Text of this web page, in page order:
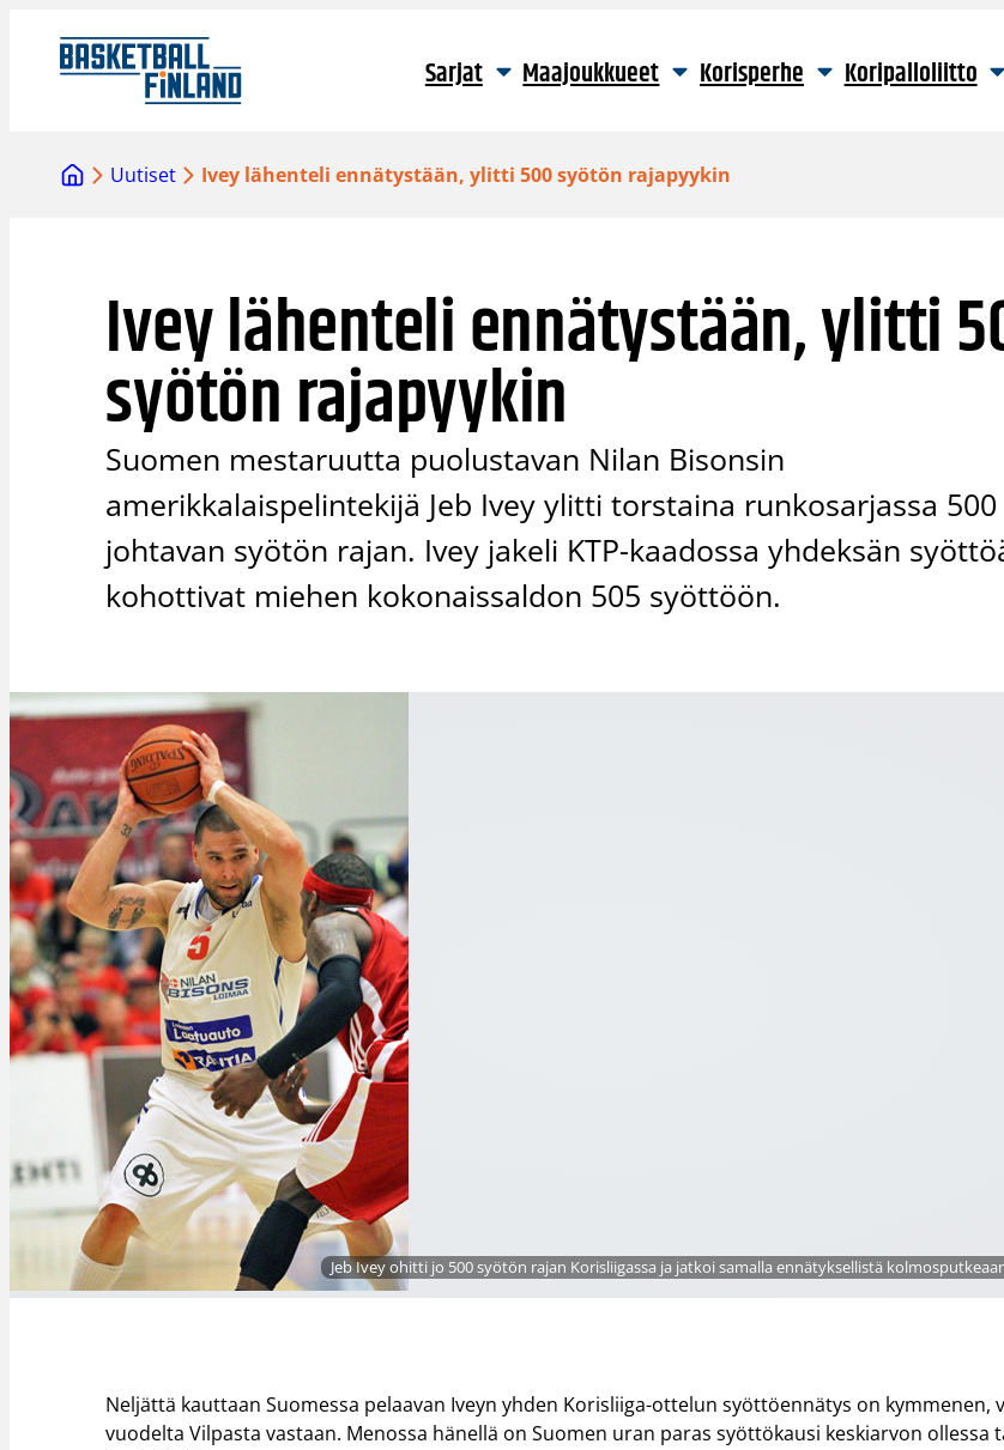
sisältöön
Sarjat Maajoukkueet Korisperhe Koripalloliitto
Uutiset Ivey lähenteli ennätystään, ylitti 500 syötön rajapyykin
Ivey lähenteli ennätystään, ylitti
syötön rajapyykin
Suomen mestaruutta puolustavan Nilan Bisonsin
amerikkalaispelintekijä Jeb Ivey ylitti torstaina runkosarjassa
johtavan syötön rajan. Ivey jakeli KTP-kaadossa yhdeksän
kohottivat miehen kokonaissaldon 505 syöttöön.
Jeb Ivey ohitti jo 500 syötön rajan Korisliigassa ja jatkoi samalla ennätyksellistä
Neljättä kauttaan Suomessa pelaavan Iveyn yhden Korisliiga-ottelun syöttöennätys on kymmenen,
vuodelta Vilpasta vastaan. Menossa hänellä on Suomen uran paras syöttökausi keskiarvon ollessa